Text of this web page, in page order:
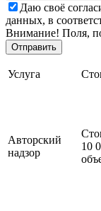
Даю своё
данных, в
Внимание! Поля,
Услуга
Авторский
надзор
10